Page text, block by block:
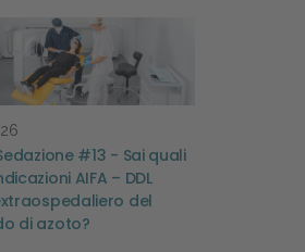
#13 - Sai quali
AIFA – DDL
del
di azoto?